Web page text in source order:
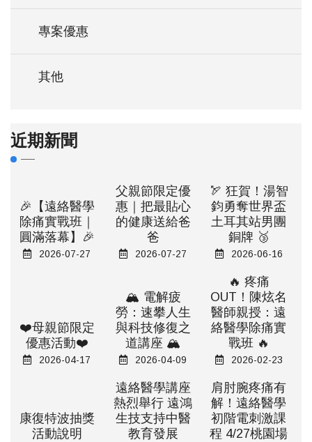
專案優惠
其他
近期新聞
🎉【遠絡醫學
除痛實戰班｜
圓滿落幕】🎉
2026-07-27
父親節限定優
惠｜把最貼心
的健康送給爸
爸
2026-07-27
🏹 狂賀！湯智
鈞勇奪世界盃
土耳其站男團
銅牌 🥉
2026-06-16
❤️母親節限定
優惠活動❤️
2026-04-17
🏔️ 電解疲
勞：速攀人生
與科技修復之
道講座 🏔️
2026-04-09
🔥 疼痛
OUT！陳炫名
醫師親授：遠
絡醫學除痛實
戰班 🔥
2026-02-23
康復特波抽獎
活動說明
遠絡醫學講座
熱烈舉行 遠鴻
生技支持中醫
教育發展
肩肘腕疼痛有
解！遠絡醫學
初階電刺激課
程 4/27桃園場